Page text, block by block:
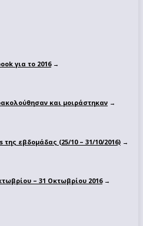
για το 2016→
και μοιράστηκαν →
εβδομάδας (25/10 – 31/10/2016) →
– 31 Οκτωβρίου 2016→